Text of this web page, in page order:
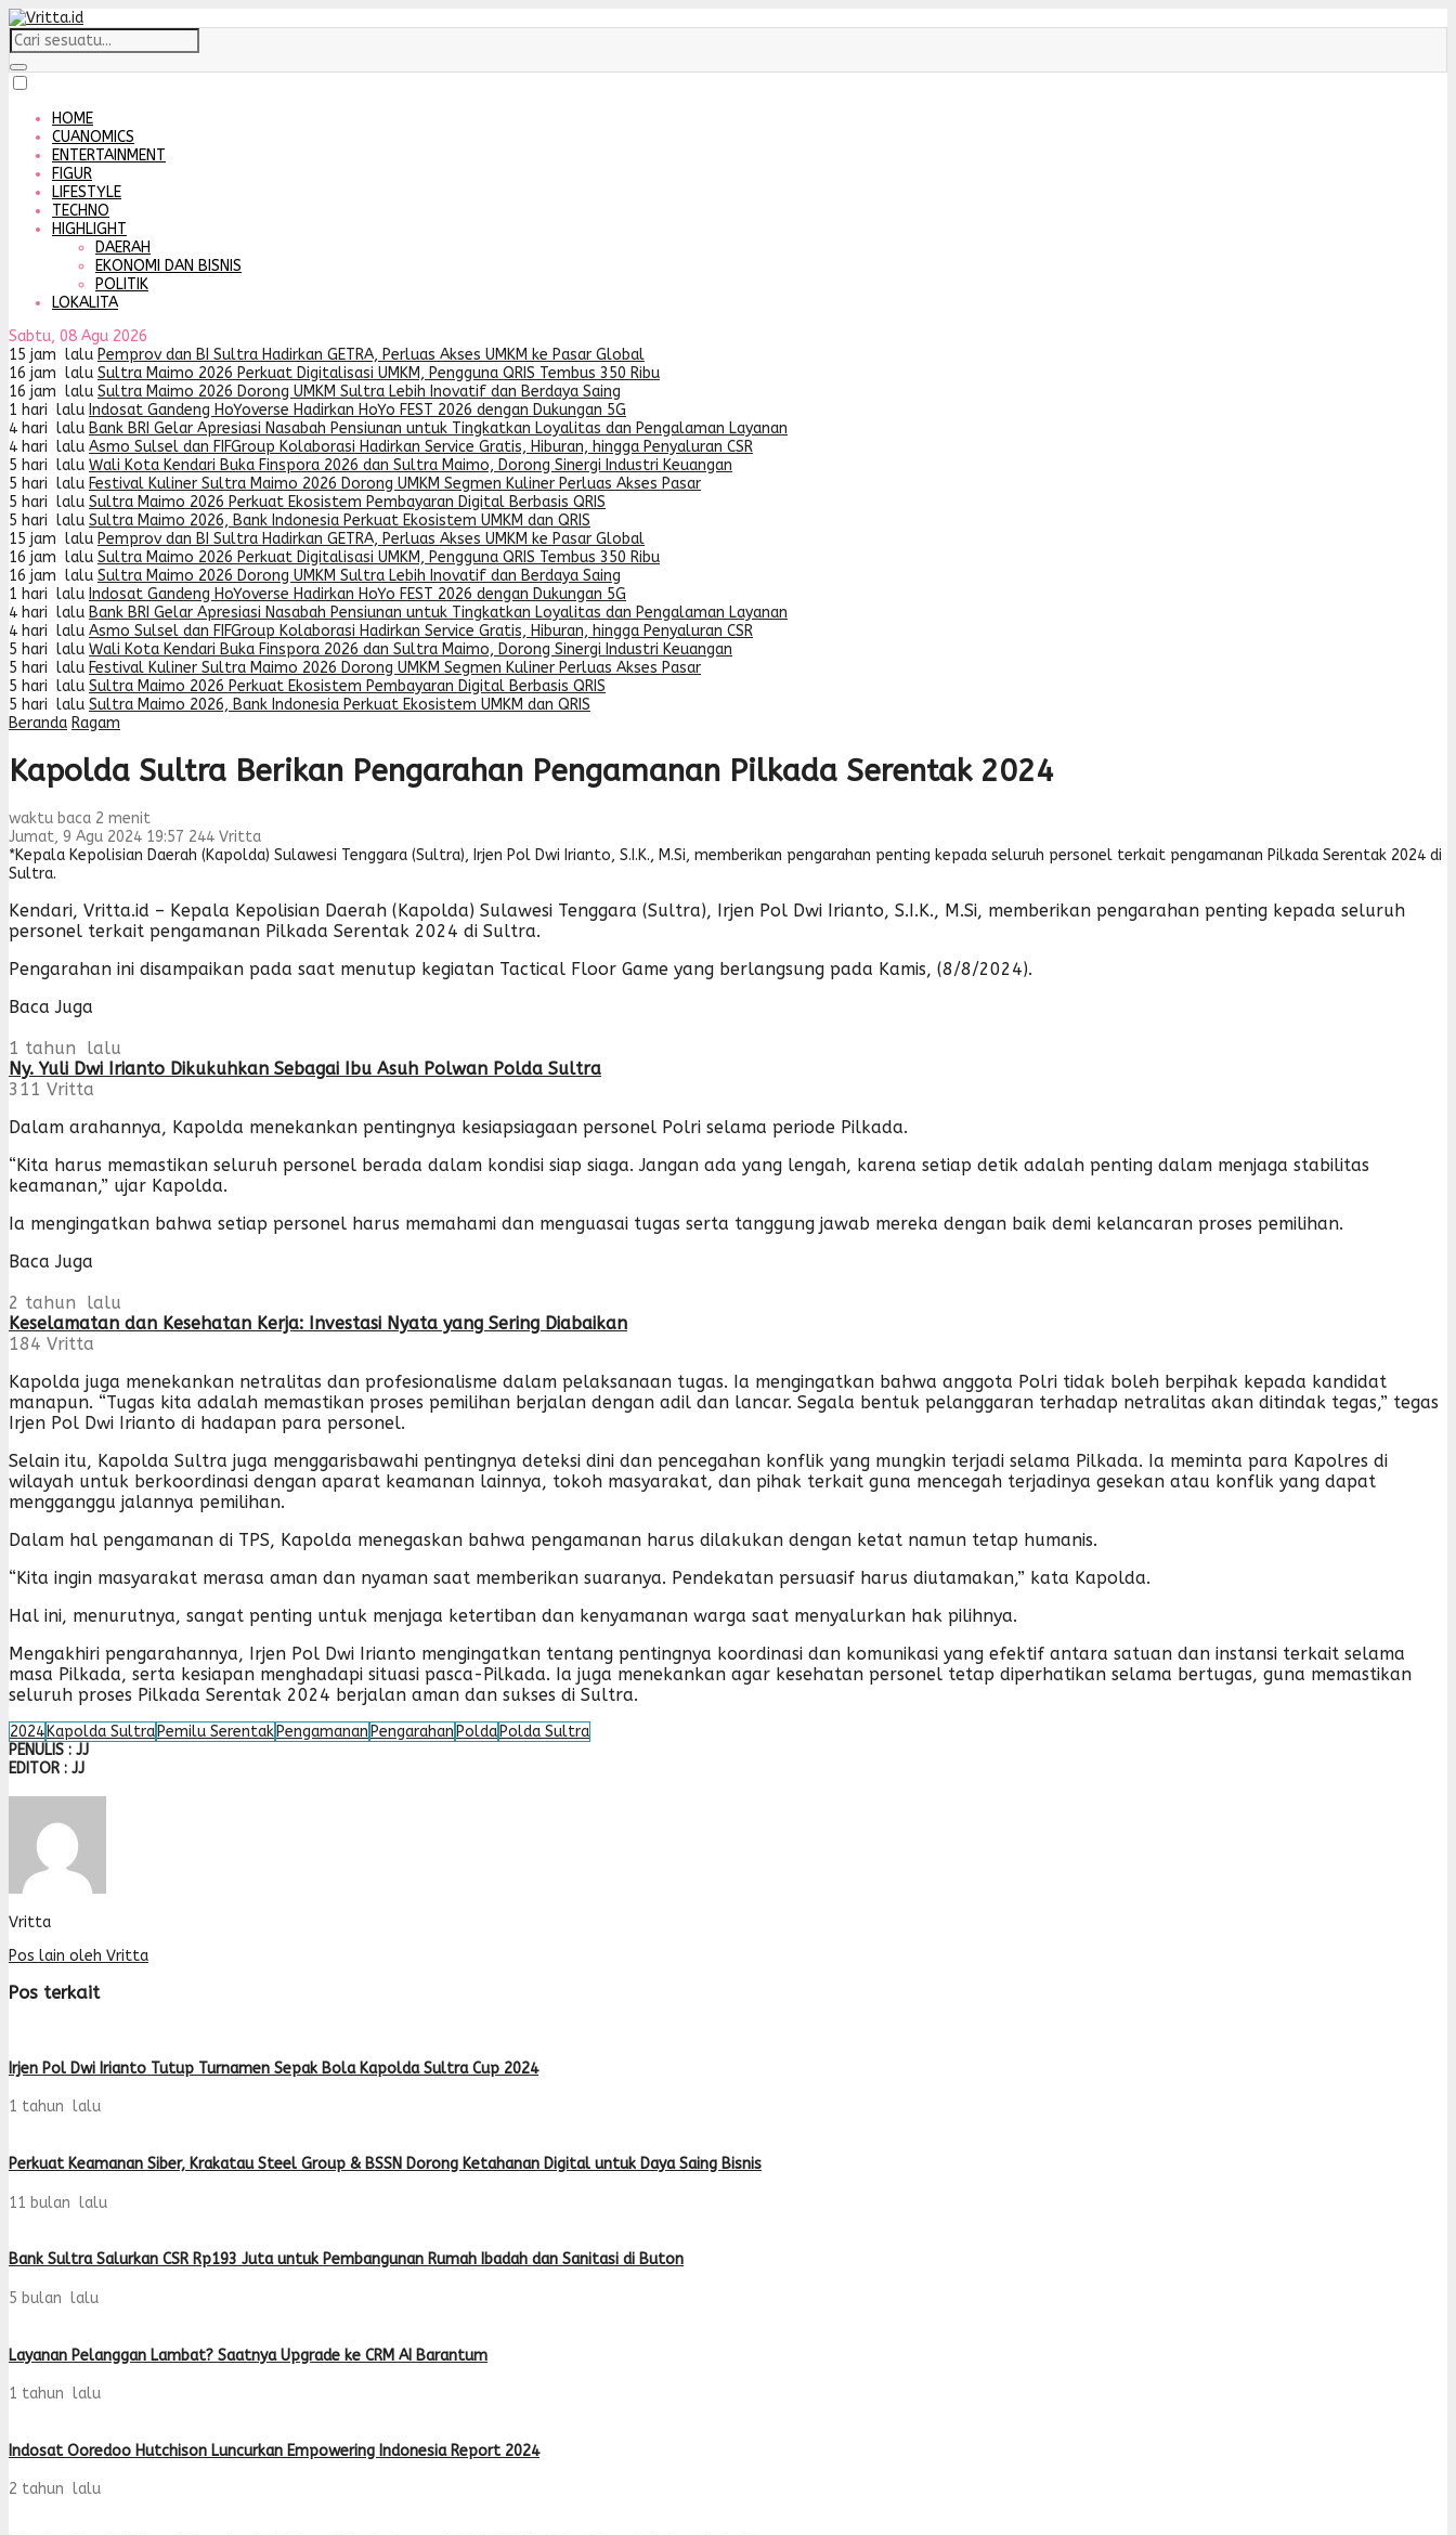
HOME
CUANOMICS
ENTERTAINMENT
FIGUR
LIFESTYLE
TECHNO
HIGHLIGHT
DAERAH
EKONOMI DAN BISNIS
POLITIK
LOKALITA
Sabtu, 08 Agu 2026
15 jam lalu Pemprov dan BI Sultra Hadirkan GETRA, Perluas Akses UMKM ke Pasar Global
16 jam lalu Sultra Maimo 2026 Perkuat Digitalisasi UMKM, Pengguna QRIS Tembus 350 Ribu
16 jam lalu Sultra Maimo 2026 Dorong UMKM Sultra Lebih Inovatif dan Berdaya Saing
1 hari lalu Indosat Gandeng HoYoverse Hadirkan HoYo FEST 2026 dengan Dukungan 5G
4 hari lalu Bank BRI Gelar Apresiasi Nasabah Pensiunan untuk Tingkatkan Loyalitas dan Pengalaman Layanan
4 hari lalu Asmo Sulsel dan FIFGroup Kolaborasi Hadirkan Service Gratis, Hiburan, hingga Penyaluran CSR
5 hari lalu Wali Kota Kendari Buka Finspora 2026 dan Sultra Maimo, Dorong Sinergi Industri Keuangan
5 hari lalu Festival Kuliner Sultra Maimo 2026 Dorong UMKM Segmen Kuliner Perluas Akses Pasar
5 hari lalu Sultra Maimo 2026 Perkuat Ekosistem Pembayaran Digital Berbasis QRIS
5 hari lalu Sultra Maimo 2026, Bank Indonesia Perkuat Ekosistem UMKM dan QRIS
15 jam lalu Pemprov dan BI Sultra Hadirkan GETRA, Perluas Akses UMKM ke Pasar Global
16 jam lalu Sultra Maimo 2026 Perkuat Digitalisasi UMKM, Pengguna QRIS Tembus 350 Ribu
16 jam lalu Sultra Maimo 2026 Dorong UMKM Sultra Lebih Inovatif dan Berdaya Saing
1 hari lalu Indosat Gandeng HoYoverse Hadirkan HoYo FEST 2026 dengan Dukungan 5G
4 hari lalu Bank BRI Gelar Apresiasi Nasabah Pensiunan untuk Tingkatkan Loyalitas dan Pengalaman Layanan
4 hari lalu Asmo Sulsel dan FIFGroup Kolaborasi Hadirkan Service Gratis, Hiburan, hingga Penyaluran CSR
5 hari lalu Wali Kota Kendari Buka Finspora 2026 dan Sultra Maimo, Dorong Sinergi Industri Keuangan
5 hari lalu Festival Kuliner Sultra Maimo 2026 Dorong UMKM Segmen Kuliner Perluas Akses Pasar
5 hari lalu Sultra Maimo 2026 Perkuat Ekosistem Pembayaran Digital Berbasis QRIS
5 hari lalu Sultra Maimo 2026, Bank Indonesia Perkuat Ekosistem UMKM dan QRIS
Beranda Ragam
Kapolda Sultra Berikan Pengarahan Pengamanan Pilkada Serentak 2024
waktu baca 2 menit
Jumat, 9 Agu 2024 19:57 244 Vritta
*Kepala Kepolisian Daerah (Kapolda) Sulawesi Tenggara (Sultra), Irjen Pol Dwi Irianto, S.I.K., M.Si, memberikan pengarahan penting kepada seluruh personel terkait pengamanan Pilkada Serentak 2024 di
Sultra.
Kendari, Vritta.id – Kepala Kepolisian Daerah (Kapolda) Sulawesi Tenggara (Sultra), Irjen Pol Dwi Irianto, S.I.K., M.Si, memberikan pengarahan penting kepada seluruh
personel terkait pengamanan Pilkada Serentak 2024 di Sultra.
Pengarahan ini disampaikan pada saat menutup kegiatan Tactical Floor Game yang berlangsung pada Kamis, (8/8/2024).
Baca Juga
1 tahun lalu
Ny. Yuli Dwi Irianto Dikukuhkan Sebagai Ibu Asuh Polwan Polda Sultra
311 Vritta
Dalam arahannya, Kapolda menekankan pentingnya kesiapsiagaan personel Polri selama periode Pilkada.
“Kita harus memastikan seluruh personel berada dalam kondisi siap siaga. Jangan ada yang lengah, karena setiap detik adalah penting dalam menjaga stabilitas
keamanan,” ujar Kapolda.
Ia mengingatkan bahwa setiap personel harus memahami dan menguasai tugas serta tanggung jawab mereka dengan baik demi kelancaran proses pemilihan.
Baca Juga
2 tahun lalu
Keselamatan dan Kesehatan Kerja: Investasi Nyata yang Sering Diabaikan
184 Vritta
Kapolda juga menekankan netralitas dan profesionalisme dalam pelaksanaan tugas. Ia mengingatkan bahwa anggota Polri tidak boleh berpihak kepada kandidat
manapun. “Tugas kita adalah memastikan proses pemilihan berjalan dengan adil dan lancar. Segala bentuk pelanggaran terhadap netralitas akan ditindak tegas,” tegas
Irjen Pol Dwi Irianto di hadapan para personel.
Selain itu, Kapolda Sultra juga menggarisbawahi pentingnya deteksi dini dan pencegahan konflik yang mungkin terjadi selama Pilkada. Ia meminta para Kapolres di
wilayah untuk berkoordinasi dengan aparat keamanan lainnya, tokoh masyarakat, dan pihak terkait guna mencegah terjadinya gesekan atau konflik yang dapat
mengganggu jalannya pemilihan.
Dalam hal pengamanan di TPS, Kapolda menegaskan bahwa pengamanan harus dilakukan dengan ketat namun tetap humanis.
“Kita ingin masyarakat merasa aman dan nyaman saat memberikan suaranya. Pendekatan persuasif harus diutamakan,” kata Kapolda.
Hal ini, menurutnya, sangat penting untuk menjaga ketertiban dan kenyamanan warga saat menyalurkan hak pilihnya.
Mengakhiri pengarahannya, Irjen Pol Dwi Irianto mengingatkan tentang pentingnya koordinasi dan komunikasi yang efektif antara satuan dan instansi terkait selama
masa Pilkada, serta kesiapan menghadapi situasi pasca-Pilkada. Ia juga menekankan agar kesehatan personel tetap diperhatikan selama bertugas, guna memastikan
seluruh proses Pilkada Serentak 2024 berjalan aman dan sukses di Sultra.
2024 Kapolda Sultra Pemilu Serentak Pengamanan Pengarahan Polda Polda Sultra
PENULIS : JJ
EDITOR : JJ
Vritta
Pos lain oleh Vritta
Pos terkait
Irjen Pol Dwi Irianto Tutup Turnamen Sepak Bola Kapolda Sultra Cup 2024
1 tahun lalu
Perkuat Keamanan Siber, Krakatau Steel Group & BSSN Dorong Ketahanan Digital untuk Daya Saing Bisnis
11 bulan lalu
Bank Sultra Salurkan CSR Rp193 Juta untuk Pembangunan Rumah Ibadah dan Sanitasi di Buton
5 bulan lalu
Layanan Pelanggan Lambat? Saatnya Upgrade ke CRM AI Barantum
1 tahun lalu
Indosat Ooredoo Hutchison Luncurkan Empowering Indonesia Report 2024
2 tahun lalu